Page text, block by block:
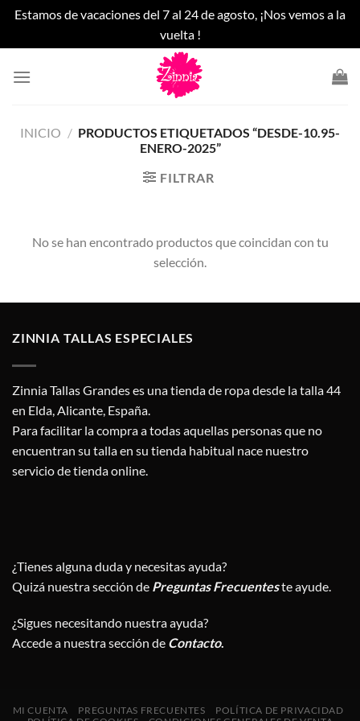
Estamos de vacaciones del 7 al 24 de agosto, ¡Nos vemos a la
vuelta !
INICIO / PRODUCTOS ETIQUETADOS “DESDE-10.95-
ENERO-2025”
FILTRAR
No se han encontrado productos que coincidan con tu
selección.
ZINNIA TALLAS ESPECIALES
Zinnia Tallas Grandes es una tienda de ropa desde la talla 44
en Elda, Alicante, España.
Para facilitar la compra a todas aquellas personas que no
encuentran su talla en su tienda habitual nace nuestro
servicio de tienda online.
¿Tienes alguna duda y necesitas ayuda?
Quizá nuestra sección de Preguntas Frecuenteste ayude.
¿Sigues necesitando nuestra ayuda?
Accede a nuestra sección de Contacto.
MI CUENTA PREGUNTAS FRECUENTES
POLÍTICA DE PRIVACIDAD